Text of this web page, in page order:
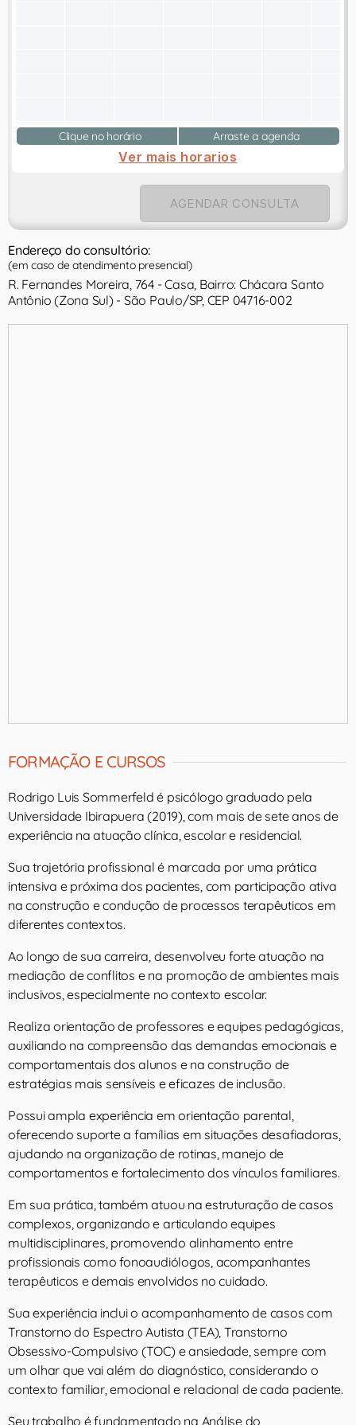
Clique no horário Arraste a agenda
Ver mais horarios
AGENDAR CONSULTA
Endereço do consultório:
(em caso de atendimento presencial)
R. Fernandes Moreira, 764 - Casa, Bairro: Chácara Santo
Antônio (Zona Sul) - São Paulo/SP, CEP 04716-002
FORMAÇÃO E CURSOS
Rodrigo Luis Sommerfeld é psicólogo graduado pela
Universidade Ibirapuera (2019), com mais de sete anos de
experiência na atuação clínica, escolar e residencial.
Sua trajetória profissional é marcada por uma prática
intensiva e próxima dos pacientes, com participação ativa
na construção e condução de processos terapêuticos em
diferentes contextos.
Ao longo de sua carreira, desenvolveu forte atuação na
mediação de conflitos e na promoção de ambientes mais
inclusivos, especialmente no contexto escolar.
Realiza orientação de professores e equipes pedagógicas,
auxiliando na compreensão das demandas emocionais e
comportamentais dos alunos e na construção de
estratégias mais sensíveis e eficazes de inclusão.
Possui ampla experiência em orientação parental,
oferecendo suporte a famílias em situações desafiadoras,
ajudando na organização de rotinas, manejo de
comportamentos e fortalecimento dos vínculos familiares.
Em sua prática, também atuou na estruturação de casos
complexos, organizando e articulando equipes
multidisciplinares, promovendo alinhamento entre
profissionais como fonoaudiólogos, acompanhantes
terapêuticos e demais envolvidos no cuidado.
Sua experiência inclui o acompanhamento de casos com
Transtorno do Espectro Autista (TEA), Transtorno
Obsessivo-Compulsivo (TOC) e ansiedade, sempre com
um olhar que vai além do diagnóstico, considerando o
contexto familiar, emocional e relacional de cada paciente.
Seu trabalho é fundamentado na Análise do